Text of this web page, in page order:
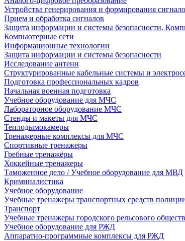
Устройства генерирования и формирования
Прием и обработка сигналов
Защита информации и системы безопасности.
Компьютерные сети
Информационные технологии
Защита информации и системы безопасности
Исследование антенн
Структурированные кабельные системы и
Подготовка профессиональных кадров
Начальная военная подготовка
Учебное оборудование для МЧС
Лабораторное оборудование МЧС
Стенды и макеты для МЧС
Теплодымокамеры
Тренажерные комплексы для МЧС
Спортивные тренажеры
Гребные тренажёры
Хоккейные тренажеры
Таможенное дело / Учебное оборудование для МВД
Криминалистика
Учебное оборудование
Учебные тренажеры транспортных средств
Транспорт
Учебные тренажеры городского рельсового
Учебное оборудование для РЖД
Аппаратно-программные комплексы для РЖД